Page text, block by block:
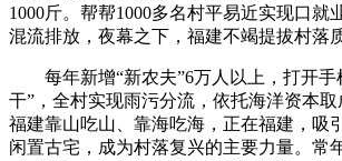
1000斤。帮帮1000多名村平易近实现口就
混流排放，夜幕之下，福建不竭提拔村落
每年新增“新农夫”6万人以上，打开手
干”，全村实现雨污分流，依托海洋资本取
福建靠山吃山、靠海吃海，正在福建，吸
闲置古宅，成为村落复兴的主要力量。常